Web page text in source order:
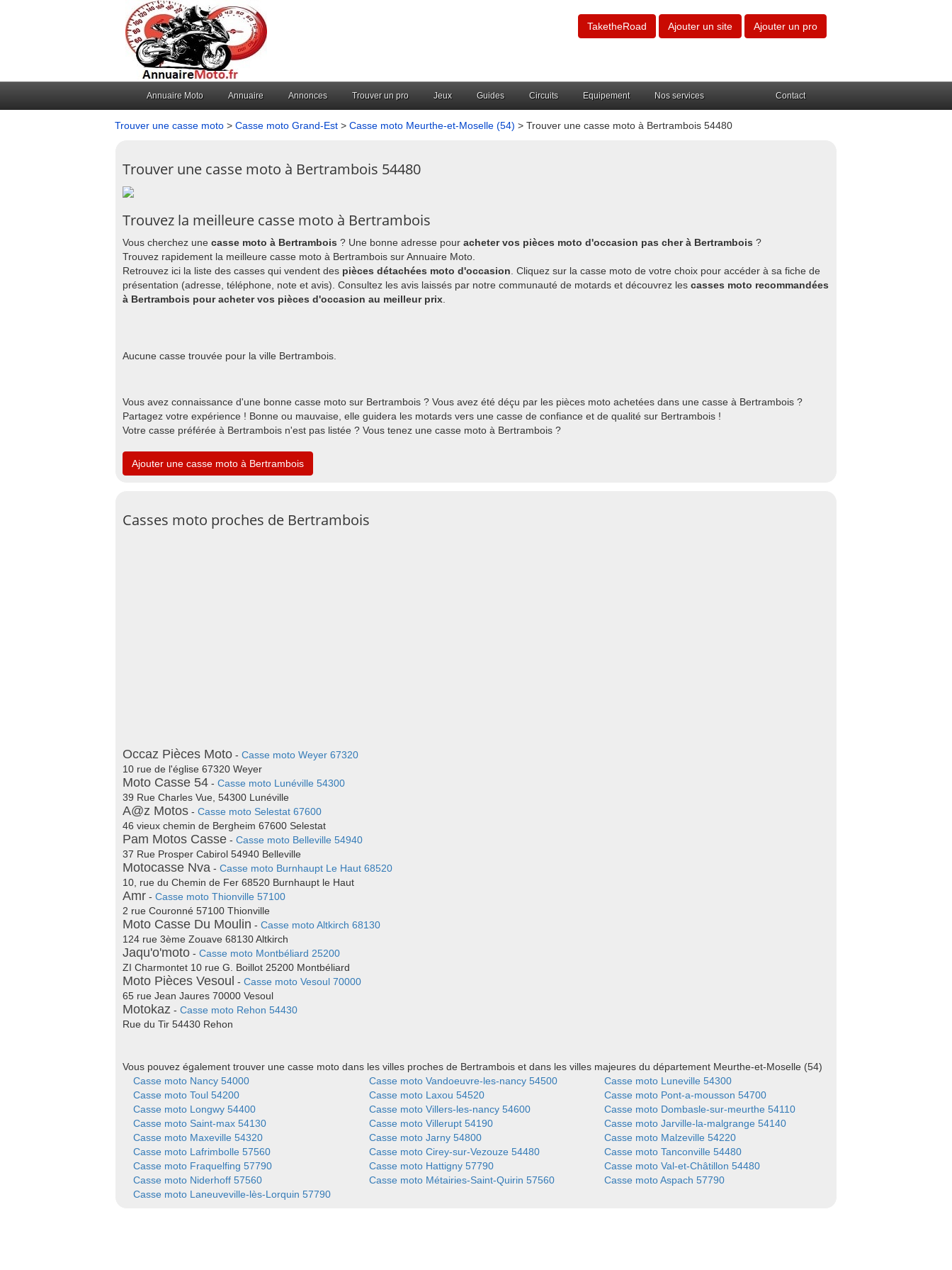
TaketheRoad Ajouter un site Ajouter un pro
Annuaire Moto Annuaire Annonces Trouver un pro Jeux Guides Circuits Equipement Nos services Contact
Trouver une casse moto > Casse moto Grand-Est > Casse moto Meurthe-et-Moselle (54) > Trouver une casse moto à Bertrambois 54480
Trouver une casse moto à Bertrambois 54480
Trouvez la meilleure casse moto à Bertrambois
Vous cherchez une casse moto à Bertrambois ? Une bonne adresse pour acheter vos pièces moto d'occasion pas cher à Bertrambois ?
Trouvez rapidement la meilleure casse moto à Bertrambois sur Annuaire Moto.
Retrouvez ici la liste des casses qui vendent des pièces détachées moto d'occasion . Cliquez sur la casse moto de votre choix pour accéder à sa fiche de
présentation (adresse, téléphone, note et avis). Consultez les avis laissés par notre communauté de motards et découvrez les casses moto recommandées
à Bertrambois pour acheter vos pièces d'occasion au meilleur prix
Aucune casse trouvée pour la ville Bertrambois.
Vous avez connaissance d'une bonne casse moto sur Bertrambois ? Vous avez été déçu par les pièces moto achetées dans une casse à Bertrambois ?
Partagez votre expérience ! Bonne ou mauvaise, elle guidera les motards vers une casse de confiance et de qualité sur Bertrambois !
Votre casse préférée à Bertrambois n'est pas listée ? Vous tenez une casse moto à Bertrambois ?
Ajouter une casse moto à Bertrambois
Casses moto proches de Bertrambois
Occaz Pièces Moto - Casse moto Weyer 67320
10 rue de l'église 67320 Weyer
Moto Casse 54 - Casse moto Lunéville 54300
39 Rue Charles Vue, 54300 Lunéville
A@z Motos - Casse moto Selestat 67600
46 vieux chemin de Bergheim 67600 Selestat
Pam Motos Casse - Casse moto Belleville 54940
37 Rue Prosper Cabirol 54940 Belleville
Motocasse Nva - Casse moto Burnhaupt Le Haut 68520
10, rue du Chemin de Fer 68520 Burnhaupt le Haut
Amr - Casse moto Thionville 57100
2 rue Couronné 57100 Thionville
Moto Casse Du Moulin - Casse moto Altkirch 68130
124 rue 3ème Zouave 68130 Altkirch
Jaqu'o'moto - Casse moto Montbéliard 25200
ZI Charmontet 10 rue G. Boillot 25200 Montbéliard
Moto Pièces Vesoul - Casse moto Vesoul 70000
65 rue Jean Jaures 70000 Vesoul
Motokaz - Casse moto Rehon 54430
Rue du Tir 54430 Rehon
Vous pouvez également trouver une casse moto dans les villes proches de Bertrambois et dans les villes majeures du département Meurthe-et-Moselle (54)
Casse moto Nancy 54000
Casse moto Vandoeuvre-les-nancy 54500
Casse moto Luneville 54300
Casse moto Toul 54200
Casse moto Laxou 54520
Casse moto Pont-a-mousson 54700
Casse moto Longwy 54400
Casse moto Villers-les-nancy 54600
Casse moto Dombasle-sur-meurthe 54110
Casse moto Saint-max 54130
Casse moto Villerupt 54190
Casse moto Jarville-la-malgrange 54140
Casse moto Maxeville 54320
Casse moto Jarny 54800
Casse moto Malzeville 54220
Casse moto Lafrimbolle 57560
Casse moto Cirey-sur-Vezouze 54480
Casse moto Tanconville 54480
Casse moto Fraquelfing 57790
Casse moto Hattigny 57790
Casse moto Val-et-Châtillon 54480
Casse moto Niderhoff 57560
Casse moto Métairies-Saint-Quirin 57560
Casse moto Aspach 57790
Casse moto Laneuveville-lès-Lorquin 57790